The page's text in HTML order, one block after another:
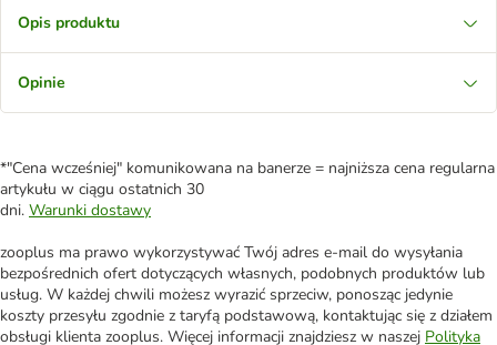
Opis produktu
Opinie
*"Cena wcześniej" komunikowana na banerze = najniższa cena regularna
artykułu w ciągu ostatnich 30
dni. Warunki dostawy
zooplus ma prawo wykorzystywać Twój adres e-mail do wysyłania
bezpośrednich ofert dotyczących własnych, podobnych produktów lub
usług. W każdej chwili możesz wyrazić sprzeciw, ponosząc jedynie
koszty przesyłu zgodnie z taryfą podstawową, kontaktując się z działem
obsługi klienta zooplus. Więcej informacji znajdziesz w naszej Polityka